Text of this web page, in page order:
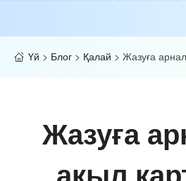
Үй > Блог > Қалай > Жазуға
Жазуға